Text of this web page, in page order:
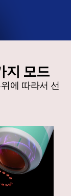
모드
에 따라서 선